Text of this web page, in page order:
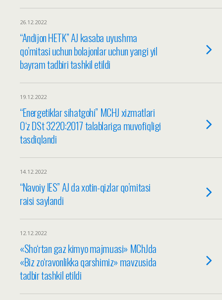
26.12.2022
“Andijon HETK” AJ kasaba uyushma
qo’mitasi uchun bolajonlar uchun yangi yil
bayram tadbiri tashkil etildi
19.12.2022
“Energetiklar sihatgohi” MCHJ xizmatlari
O‘z DSt 3220:2017 talablariga muvofiqligi
tasdiqlandi
14.12.2022
“Navoiy IES” AJ da xotin-qizlar qo’mitasi
raisi saylandi
12.12.2022
«Sho‘rtan gaz kimyo majmuasi» MChJda
«Biz zo‘ravonlikka qarshimiz» mavzusida
tadbir tashkil etildi